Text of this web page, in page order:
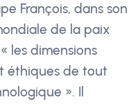
François, dans son
de la paix
les dimensions
éthiques de tout
». Il